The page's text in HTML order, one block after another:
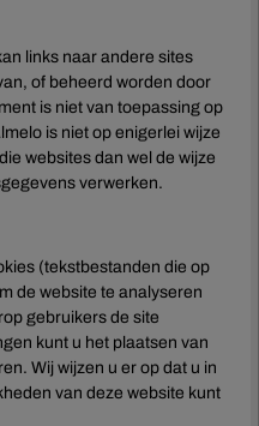
links naar andere sites
of beheerd worden door
is niet van toepassing op
is niet op enigerlei wijze
websites dan wel de wijze
verwerken.
(tekstbestanden die op
de website te analyseren
gebruikers de site
kunt u het plaatsen van
Wij wijzen u er op dat u in
van deze website kunt